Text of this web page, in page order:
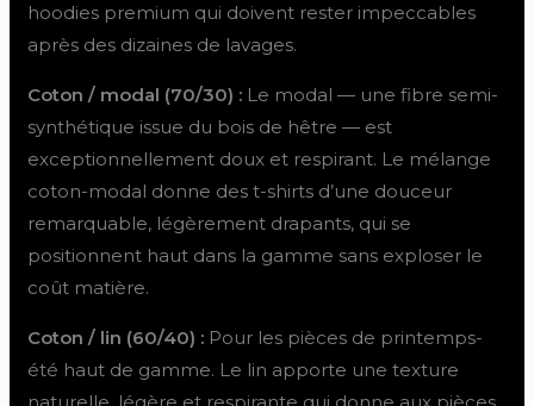
hoodies premium qui doivent rester impeccables
après des dizaines de lavages.
Coton / modal (70/30) : Le modal — une fibre semi-
synthétique issue du bois de hêtre — est
exceptionnellement doux et respirant. Le mélange
coton-modal donne des t-shirts d’une douceur
remarquable, légèrement drapants, qui se
positionnent haut dans la gamme sans exploser le
coût matière.
Coton / lin (60/40) : Pour les pièces de printemps-
été haut de gamme. Le lin apporte une texture
naturelle, légère et respirante qui donne aux pièces